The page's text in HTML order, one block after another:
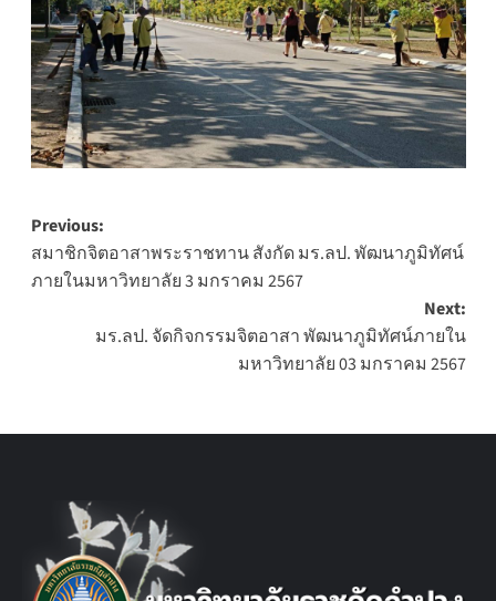
Post
navigation
Previous:
สมาชิกจิตอาสาพระราชทาน สังกัด มร.ลป. พัฒนาภูมิทัศน์
ภายในมหาวิทยาลัย 3 มกราคม 2567
Next:
มร.ลป. จัดกิจกรรมจิตอาสา พัฒนาภูมิทัศน์ภายใน
มหาวิทยาลัย 03 มกราคม 2567